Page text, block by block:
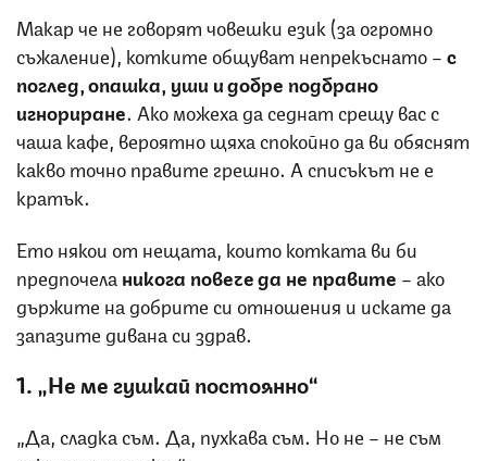
Макар че не говорят човешки език (за огромно
съжаление), котките общуват непрекъснато –с
поглед, опашка, уши и добре подбрано
игнориране. Ако можеха да седнат срещу вас с
чаша кафе, вероятно щяха спокойно да ви обяснят
какво точно правите грешно. А списъкът не е
кратък.
Ето някои от нещата, които котката ви би
предпочела никога повече да не правите – ако
държите на добрите си отношения и искате да
запазите дивана си здрав.
1. „Не ме гушкай постоянно“
„Да, сладка съм. Да, пухкава съм. Но не – не съм